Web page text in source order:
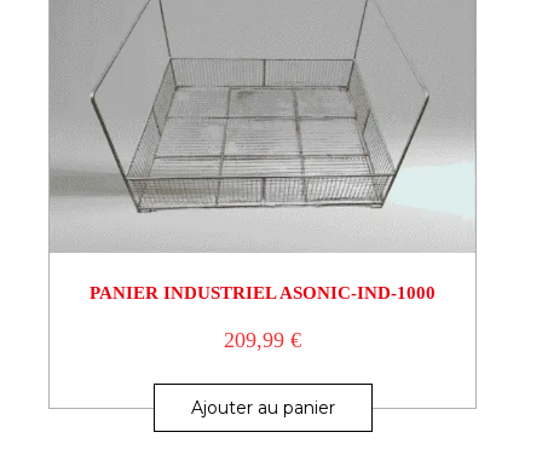
PANIER INDUSTRIEL ASONIC-IND-1000
209,99€
Ajouter au panier